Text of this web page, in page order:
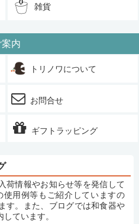
雑貨
案内
トリノワについて
お問合せ
ギフトラッピング
荷情報やお知らせ等を発信して
用例等もご紹介していますの
す。また、ブログでは和食器や
ています。